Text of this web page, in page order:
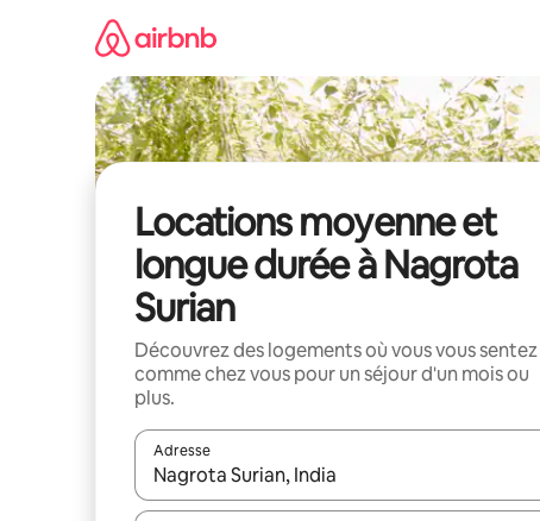
Locations moyenne et
longue durée à Nagrota
Surian
Découvrez des logements où vous vous sentez
comme chez vous pour un séjour d'un mois ou
plus.
Adresse
Lorsque les résultats s'affichent, utilisez les